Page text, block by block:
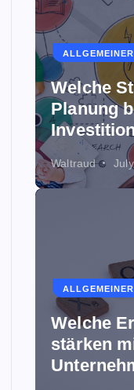
Welche
Planung
Waltraud
Welche
stärken